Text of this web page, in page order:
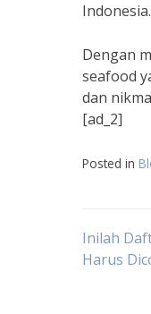
Dengan
seafood
dan
[ad_2]
Posted in
Post
Inilah
Harus